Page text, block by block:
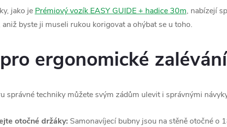
jako je Prémiový vozík EASY GUIDE + hadice 30m, nabízejí
byste ji museli rukou korigovat a ohýbat se u toho.
ergonomické
správné techniky můžete svým zádům ulevit i správnými
otočné držáky: Samonavíjecí bubny jsou na stěně otočné o